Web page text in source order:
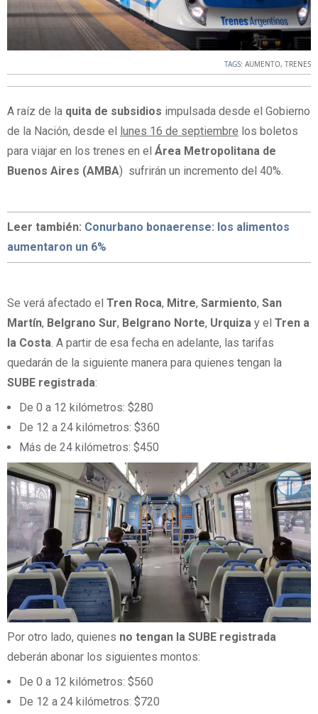
TAGS: AUMENTO, TRENES
A raíz de la quita de subsidios impulsada desde el Gobierno
de la Nación, desde el
lunes 16 de septiembre los boletos
para viajar en los trenes en el Área Metropolitana de
Buenos Aires (AMBA) sufrirán un incremento del 40%.
Leer también: Conurbano bonaerense: los alimentos
aumentaron un 6%
Se verá afectado el Tren Roca, Mitre, Sarmiento, San
Martín, Belgrano Sur, Belgrano Norte, Urquiza y el Tren a
la Costa . A partir de esa fecha en adelante, las tarifas
quedarán de la siguiente manera para quienes tengan la
SUBE registrada:
De 0 a 12 kilómetros: $280
De 12 a 24 kilómetros: $360
Más de 24 kilómetros: $450
Por otro lado, quienes no tengan la SUBE registrada
deberán abonar los siguientes montos:
De 0 a 12 kilómetros: $560
De 12 a 24 kilómetros: $720